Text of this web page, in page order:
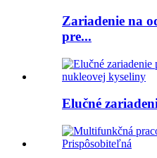
Zariadenie na
pre...
Elučné